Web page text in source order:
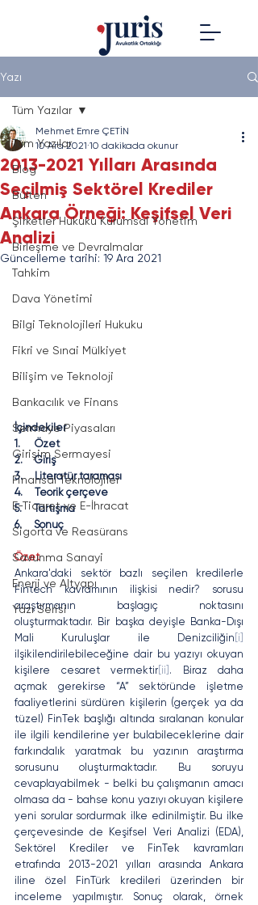
Yazı
Tüm Yazılar
Blog
Bülten
Şirketler Hukuku Kurumsal Yönetim
Birleşme ve Devralmalar
Tahkim
Dava Yönetimi
Bilgi Teknolojileri Hukuku
Fikri ve Sınai Mülkiyet
Bilişim ve Teknoloji
Bankacılık ve Finans
Sermaye Piyasaları
Girişim Sermayesi
Finansal Teknolojiler
E-Ticaret ve E-İhracat
Sigorta ve Reasürans
Savunma Sanayi
Enerji ve Altyapı
Yazı Serisi
Tüm Yazılar
2013-2021 Yılları Arasında
Seçilmiş Sektörel Krediler
Ankara Örneği: Keşifsel Veri
Analizi
Mehmet Emre ÇETİN
10 Ara 2021 10 dakikada okunur
Güncelleme tarihi: 19 Ara 2021
İçindekiler
1.      Özet
2.     Giriş
3.     Literatür taraması
4.     Teorik çerçeve
5.     Tartışma
6.     Sonuç
Özet
Ankara'daki sektör bazlı seçilen kredilerle
Fintech kavramının ilişkisi nedir? sorusu
araştırmanın başlagıç noktasını
oluşturmaktadır. Bir başka deyişle Banka-Dışı
Mali Kuruluşlar ile Denizciliğin [i]
ilşikilendirilebileceğine dair bu yazıyı okuyan
kişilere cesaret vermektir[ii] . Biraz daha
açmak gerekirse “A” sektöründe işletme
faaliyetlerini sürdüren kişilerin (gerçek ya da
tüzel) FinTek başlığı altında sıralanan konular
ile ilgili kendilerine yer bulabileceklerine dair
farkındalık yaratmak bu yazının araştırma
sorusunu oluşturmaktadır. Bu soruyu
cevaplayabilmek - belki bu çalışmanın amacı
olmasa da - bahse konu yazıyı okuyan kişilere
yeni sorular sordurmak ilke edinilmiştir. Bu ilke
çerçevesinde de Keşifsel Veri Analizi (EDA),
Sektörel Krediler ve FinTek kavramları
etrafında 2013-2021 yılları arasında Ankara
iline özel FinTürk kredileri üzerinden bir
inceleme yapılmıştır. Sonuç olarak, örnek